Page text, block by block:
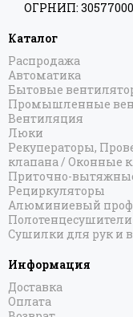
ОГРНИП:
Каталог
Распродажа
Автоматика
Бытовые
Промышленные
Вентиляция
Люки
Рекуператоры,
клапана / Оконные
Приточно-
Рециркуляторы
Алюминиевый
Полотенцесушители
Сушилки для рук и
Информация
Доставка
Оплата